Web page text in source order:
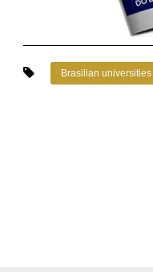
Brasilian